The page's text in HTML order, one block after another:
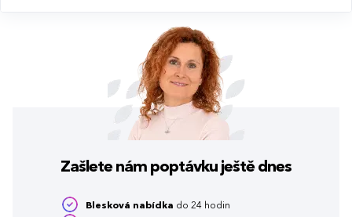
Zašlete nám poptávku ještě dnes
Blesková nabídka do 24 hodin